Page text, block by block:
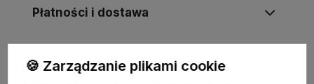
Płatności i dostawa
Informacje
🍪 Zarządzanie plikami cookie